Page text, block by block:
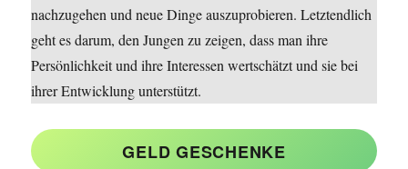
nachzugehen und neue Dinge auszuprobieren. Letztendlich
geht es darum, den Jungen zu zeigen, dass man ihre
Persönlichkeit und ihre Interessen wertschätzt und sie bei
ihrer Entwicklung unterstützt.
GELD GESCHENKE